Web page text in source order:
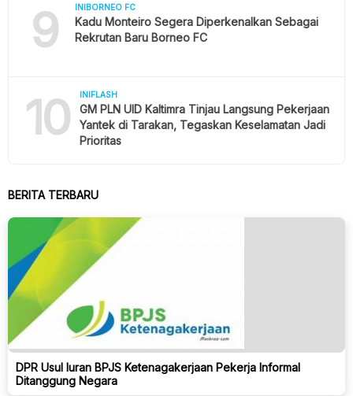
9 INIBORNEO FC
Kadu Monteiro Segera Diperkenalkan Sebagai
Rekrutan Baru Borneo FC
10 INIFLASH
GM PLN UID Kaltimra Tinjau Langsung Pekerjaan
Yantek di Tarakan, Tegaskan Keselamatan Jadi
Prioritas
BERITA TERBARU
DPR Usul Iuran BPJS Ketenagakerjaan Pekerja Informal
Ditanggung Negara